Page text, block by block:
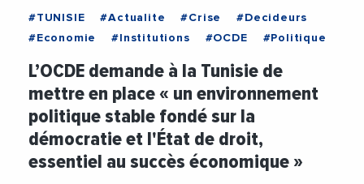
#TUNISIE #Actualite #Crise
#Decideurs
#Economie
#Institutions #OCDE #Politique
L’OCDE demande à la Tunisie de
mettre en place « un environnement
politique stable fondé sur la
démocratie et l'État de droit,
essentiel au succès économique »